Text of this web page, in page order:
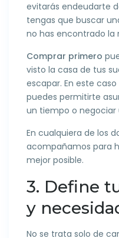
evitarás endeudarte
tengas que buscar
no has encontrado la
Comprar primero
visto la casa de tus
escapar. En este
puedes permitirte
un tiempo o
En cualquiera de los
acompañamos para
mejor posible.
3. Define
y
No se trata solo de